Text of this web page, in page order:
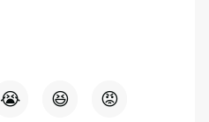
😭 😆 😡